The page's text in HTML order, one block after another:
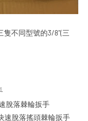
隻不同型號的3/8"(三
脫落棘輪扳手
速脫落搖頭棘輪扳手